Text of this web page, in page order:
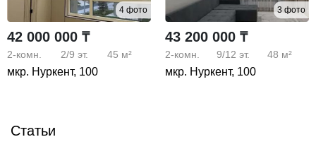
4 фото
42 000 000 ₸
2-комн. 2/9 эт. 45 м²
мкр. Нуркент, 100
3 фото
43 200 000 ₸
2-комн. 9/12 эт. 48 м²
мкр. Нуркент, 100
Статьи